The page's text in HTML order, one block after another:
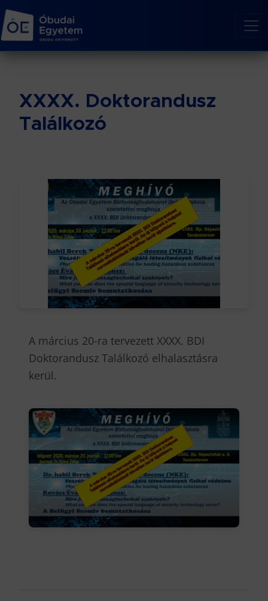
XXXX. Doktorandusz
Találkozó
A március 20-ra tervezett XXXX. BDI
Doktorandusz Találkozó elhalasztásra
kerül.